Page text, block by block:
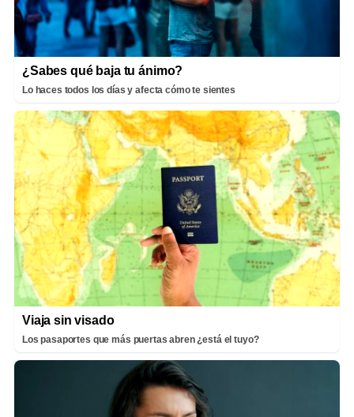
¿Sabes qué baja tu ánimo?
Lo haces todos los días y afecta cómo te sientes
Viaja sin visado
Los pasaportes que más puertas abren ¿está el tuyo?